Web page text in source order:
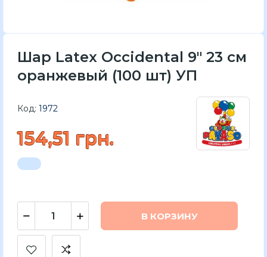
Шар Latex Occidental 9" 23 см
оранжевый (100 шт) УП
Код: 1972
154,51 грн.
В КОРЗИНУ